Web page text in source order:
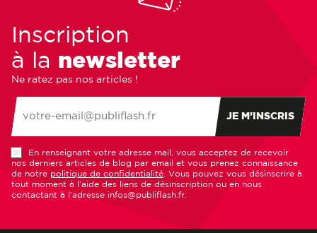
Inscription
à la newsletter
Ne ratez pas nos articles !
JE M’INSCRIS
En renseignant votre adresse mail, vous acceptez de recevoir
nos derniers articles de blog par email et vous prenez connaissance
de notre politique de confidentialité. Vous pouvez vous désinscrire à
tout moment à l’aide des liens de désinscription ou en nous
contactant à l’adresse infos@publiflash.fr.